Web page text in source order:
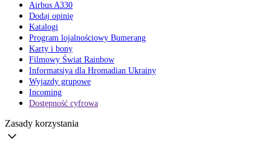
Airbus A330
Dodaj opinię
Katalogi
Program lojalnościowy Bumerang
Karty i bony
Filmowy Świat Rainbow
Informatsiya dla Hromadian Ukrainy
Wyjazdy grupowe
Incoming
Dostępność cyfrowa
Zasady korzystania